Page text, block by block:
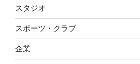
スタジオ
スポーツ・クラブ
企業